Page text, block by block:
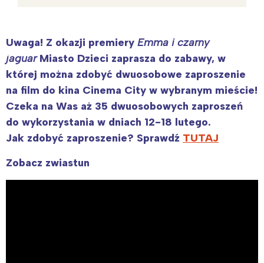
Uwaga! Z okazji premiery Emma i czarny
jaguarMiasto Dzieci zaprasza do zabawy, w
której można zdobyć dwuosobowe zaproszenie
na film do kina Cinema City w wybranym mieście!
Czeka na Was aż 35 dwuosobowych zaproszeń
do wykorzystania w dniach 12-18 lutego.
Jak zdobyć zaproszenie? Sprawdź TUTAJ
Zobacz zwiastun